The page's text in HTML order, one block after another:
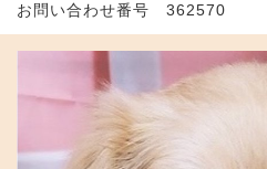
お問い合わせ番号 362570